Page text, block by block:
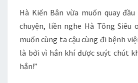
Hà Kiến Bân vừa muốn quay
chuyện, liền nghe Hà Tông Siêu
muốn cùng ta cậu cùng đi bệnh
là bởi vì hắn khí được suýt chút
hắn!”